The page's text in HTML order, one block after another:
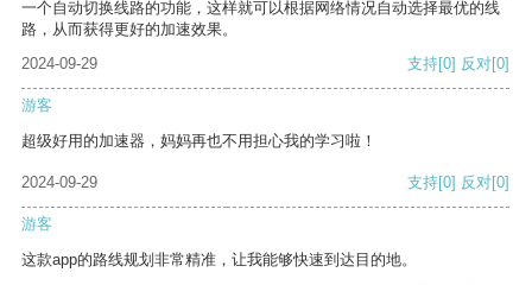
一个自动切换线路的功能，这样就可以根据网络情况自动选择最优的线
路，从而获得更好的加速效果。
2024-09-29
支持[0] 反对[0]
游客
超级好用的加速器，妈妈再也不用担心我的学习啦！
2024-09-29 支持[0] 反对[0]
游客
这款app的路线规划非常精准，让我能够快速到达目的地。